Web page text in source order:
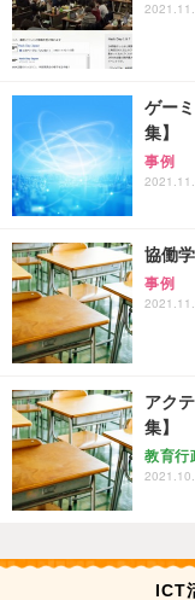
ゲー
集】
事例
協働
事例
アク
集】
教育行
ICT